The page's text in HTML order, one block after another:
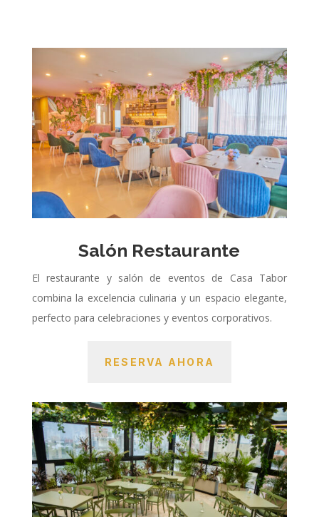
Salón Restaurante
El restaurante y salón de eventos de Casa Tabor
combina la excelencia culinaria y un espacio elegante,
perfecto para celebraciones y eventos corporativos.
RESERVA AHORA